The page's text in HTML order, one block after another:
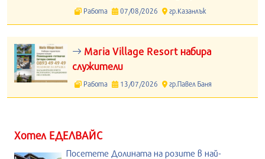
Работа 07/08/2026 гр.Казанлък
Maria Village Resort набира
служители
Работа 13/07/2026 гр.Павел Баня
Хотел ЕДЕЛВАЙС
Посетете Долината на розите в най-